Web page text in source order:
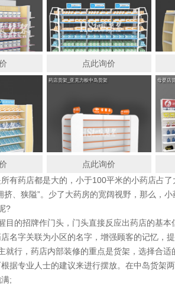
点此询价
药店货架_亚克力板中岛货架
点此询价
母婴店
有药店都是大​的，小于100平米的小药店占
、狭隘”。少了大药房的宽阔视野，那么，
?
的招牌作门头，门头直接反应出药店的基本
名字关联为小区的名字，增强顾客的记忆，
行，药店内部装修的重点是货架，选择合适
据专业人士的建议来进行摆放。在中岛货架
;